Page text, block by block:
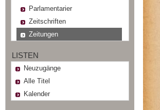
Parlamentarier
Zeitschriften
Zeitungen
LISTEN
Neuzugänge
Alle Titel
Kalender